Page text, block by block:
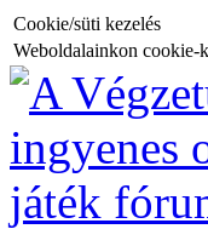
Cookie/süti kezelés
Weboldalainkon cookie-